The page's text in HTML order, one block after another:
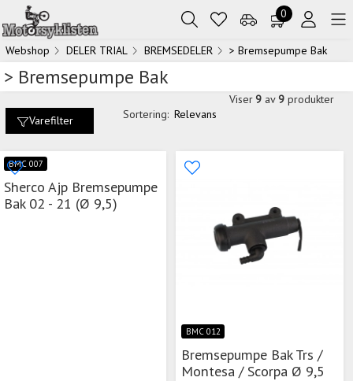
0
Webshop DELER TRIAL BREMSEDELER > Bremsepumpe Bak
> Bremsepumpe Bak
Varefilter Sortering: Relevans
Viser 9 av 9 produkter
BMC 007
Sherco Ajp Bremsepumpe
Bak 02 - 21 (Ø 9,5)
BMC 012
Bremsepumpe Bak Trs /
Montesa / Scorpa Ø 9,5